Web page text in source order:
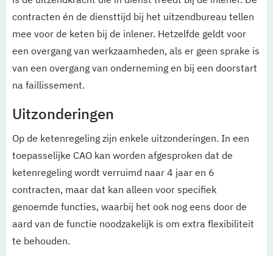
contracten én de diensttijd bij het uitzendbureau tellen
mee voor de keten bij de inlener. Hetzelfde geldt voor
een overgang van werkzaamheden, als er geen sprake is
van een overgang van onderneming en bij een doorstart
na faillissement.
Uitzonderingen
Op de ketenregeling zijn enkele uitzonderingen. In een
toepasselijke CAO kan worden afgesproken dat de
ketenregeling wordt verruimd naar 4 jaar en 6
contracten, maar dat kan alleen voor specifiek
genoemde functies, waarbij het ook nog eens door de
aard van de functie noodzakelijk is om extra flexibiliteit
te behouden.